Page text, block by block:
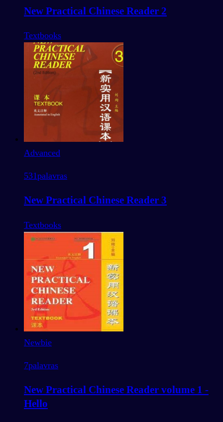
New Practical Chinese Reader 2
Textbooks
Advanced
531palavras
New Practical Chinese Reader 3
Textbooks
Newbie
7palavras
New Practical Chinese Reader volume 1 -
Hello